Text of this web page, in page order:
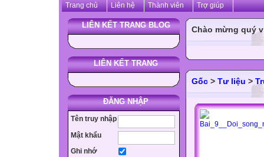
Trang chủ Liên hệ Thành viên Trợ giúp
LIÊN KẾT TRANG BLOG
LIÊN KẾT TRANG
ĐĂNG NHẬP
Tên truy nhập
Mật khẩu
Ghi nhớ
Chào mừng quý
Gốc > Tư liệu >